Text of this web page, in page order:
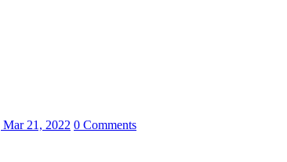
Mar 21, 2022 0 Comments